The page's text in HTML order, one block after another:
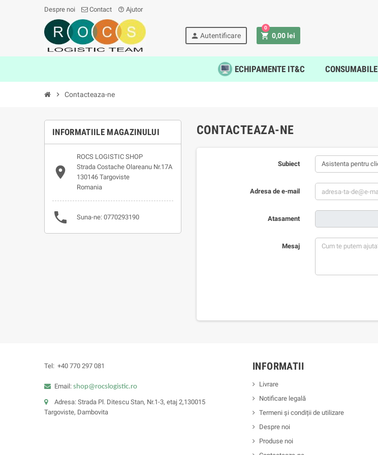
Despre noi Contact help_outline Ajutor
person Autentificare shopping_cart 0,00 lei
0
ECHIPAMENTE IT&C CONSUMABILE
chevron_right Contacteaza-ne
INFORMATIILE MAGAZINULUI

ROCS LOGISTIC SHOP
Strada Costache Olareanu Nr.17A
130146 Targoviste
Romania
 Suna-ne: 0770293190
CONTACTEAZA-NE
Subiect
Adresa de e-mail
Atasament
Mesaj
Tel: +40 770 297 081
Email: shop@rocslogistic.ro
Adresa: Strada Pl. Ditescu Stan, Nr.1-3, etaj 2,130015
Targoviste, Dambovita
INFORMATII
Livrare
Notificare legală
Termeni și condiții de utilizare
Despre noi
Produse noi